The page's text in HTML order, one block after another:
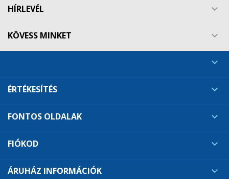
HÍRLEVÉL 
KÖVESS MINKET 

ÉRTÉKESÍTÉS 
FONTOS OLDALAK 
FIÓKOD 
ÁRUHÁZ INFORMÁCIÓK 